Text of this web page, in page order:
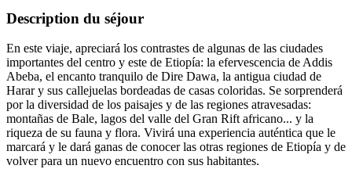
Description du séjour
En este viaje, apreciará los contrastes de algunas de las ciudades
importantes del centro y este de Etiopía: la efervescencia de Addis
Abeba, el encanto tranquilo de Dire Dawa, la antigua ciudad de
Harar y sus callejuelas bordeadas de casas coloridas. Se sorprenderá
por la diversidad de los paisajes y de las regiones atravesadas:
montañas de Bale, lagos del valle del Gran Rift africano... y la
riqueza de su fauna y flora. Vivirá una experiencia auténtica que le
marcará y le dará ganas de conocer las otras regiones de Etiopía y de
volver para un nuevo encuentro con sus habitantes.